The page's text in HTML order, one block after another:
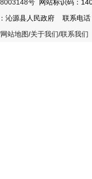
号 网站标识码：
沁源县人民政府 联系电
网站地图/关于我们/联系我们